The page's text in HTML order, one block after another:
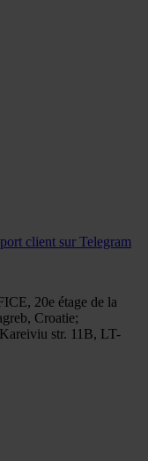
client sur Telegram
20e étage de la
Croatie;
str. 11B, LT-